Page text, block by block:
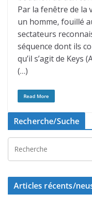
Par la fenêtre de la
un homme, fouillé
sectateurs
séquence dont ils
qu’il s’agit de Keys
(…)
Read More
Recherche/Suche
Articles récents/